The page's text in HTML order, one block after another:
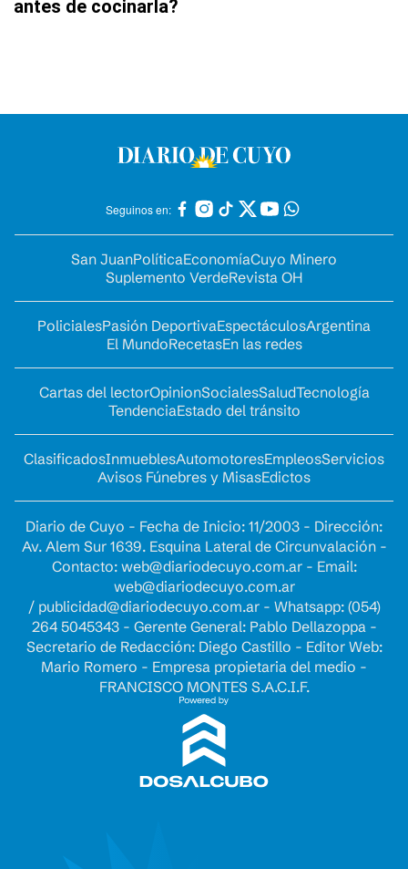
antes de cocinarla?
Seguinos en:
San JuanPolíticaEconomíaCuyo Minero
Suplemento VerdeRevista OH
PolicialesPasión DeportivaEspectáculosArgentina
El MundoRecetasEn las redes
Cartas del lectorOpinionSocialesSaludTecnología
TendenciaEstado del tránsito
ClasificadosInmueblesAutomotoresEmpleosServicios
Avisos Fúnebres y MisasEdictos
Diario de Cuyo - Fecha de Inicio: 11/2003 - Dirección:
Av. Alem Sur 1639. Esquina Lateral de Circunvalación -
Contacto: web@diariodecuyo.com.ar- Email:
web@diariodecuyo.com.ar
/ publicidad@diariodecuyo.com.ar- Whatsapp: (054)
264 5045343 - Gerente General: Pablo Dellazoppa -
Secretario de Redacción: Diego Castillo - Editor Web:
Mario Romero - Empresa propietaria del medio -
FRANCISCO MONTES S.A.C.I.F.